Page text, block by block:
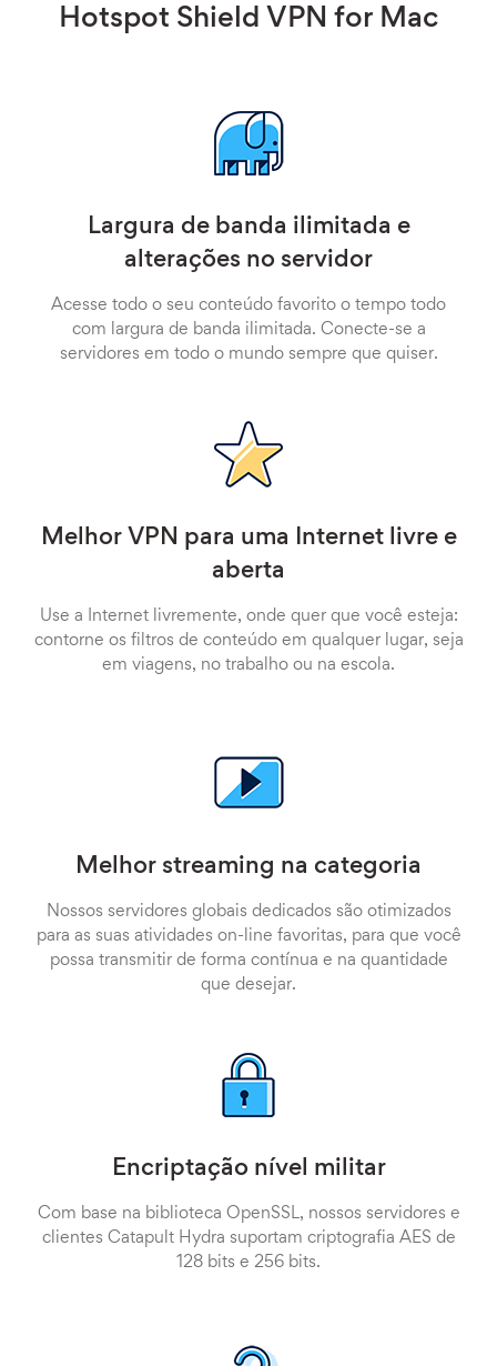
Hotspot Shield VPN for Mac
Largura de banda ilimitada e
alterações no servidor
Acesse todo o seu conteúdo favorito o tempo todo
com largura de banda ilimitada. Conecte-se a
servidores em todo o mundo sempre que quiser.
Melhor VPN para uma Internet livre e
aberta
Use a Internet livremente, onde quer que você esteja:
contorne os filtros de conteúdo em qualquer lugar, seja
em viagens, no trabalho ou na escola.
Melhor streaming na categoria
Nossos servidores globais dedicados são otimizados
para as suas atividades on-line favoritas, para que você
possa transmitir de forma contínua e na quantidade
que desejar.
Encriptação nível militar
Com base na biblioteca OpenSSL, nossos servidores e
clientes Catapult Hydra suportam criptografia AES de
128 bits e 256 bits.